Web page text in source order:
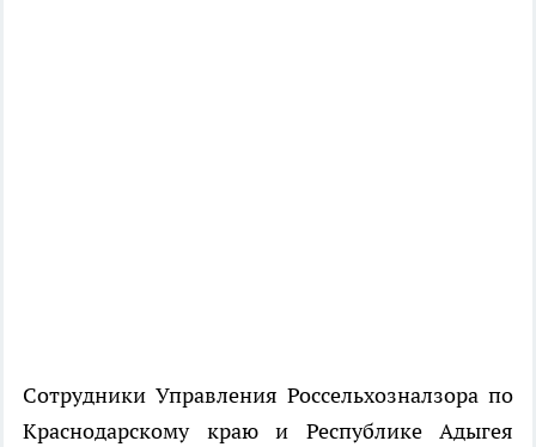
Сотрудники Управления Россельхозналзора по
Краснодарскому краю и Республике Адыгея